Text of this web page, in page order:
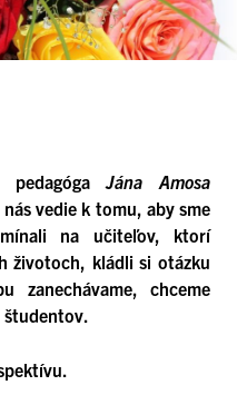
pedagógaJána Amosa
vedie k tomu, aby sme
na učiteľov, ktorí
životoch, kládli si otázku
zanechávame, chceme
študentov.